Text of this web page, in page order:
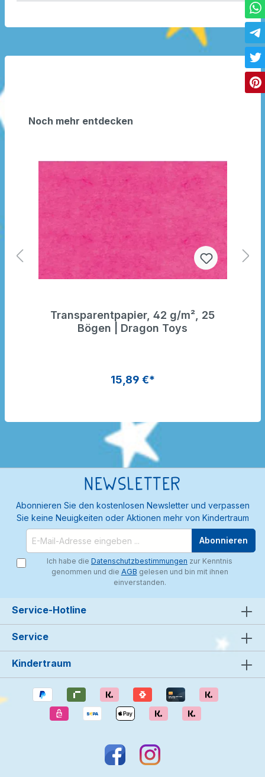
Noch mehr entdecken
Transparentpapier, 42 g/m², 25
Bögen | Dragon Toys
15,89 €*
Newsletter
Abonnieren Sie den kostenlosen Newsletter und verpassen
Sie keine Neuigkeiten oder Aktionen mehr von Kindertraum
Abonnieren
Ich habe die Datenschutzbestimmungen zur Kenntnis
genommen und die AGB gelesen und bin mit ihnen
einverstanden.
Service-Hotline
Service
Kindertraum